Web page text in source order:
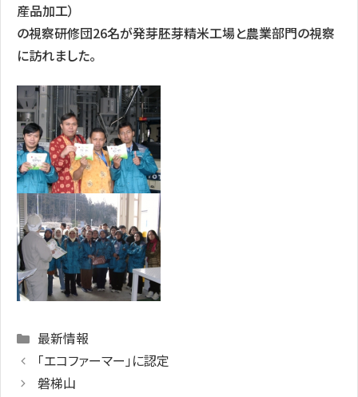
産品加工）
の視察研修団26名が発芽胚芽精米工場と農業部門の視察
に訪れました。
Categories
最新情報
「エコファーマー」に認定
磐梯山